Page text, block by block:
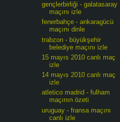
gençlerbirliği - galatasaray
maçını izle
fenerbahçe - ankaragücü
maçını dinle
trabzon - büyükşehir
belediye maçını izle
15 mayıs 2010 canlı maç
izle
14 mayıs 2010 canlı maç
izle
atletico madrid - fulham
maçının özeti
uruguay - fransa maçını
canlı izle